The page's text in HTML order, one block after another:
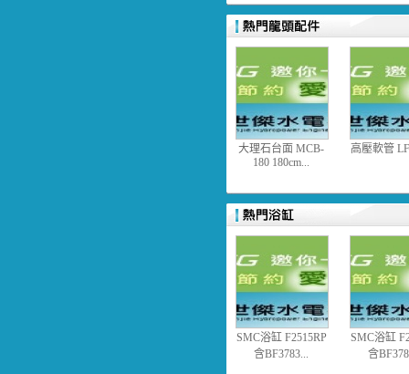
大理石台面 MCB-
180 180cm...
高壓軟管
SMC浴缸 F2515RP
含BF3783...
SMC浴缸
含